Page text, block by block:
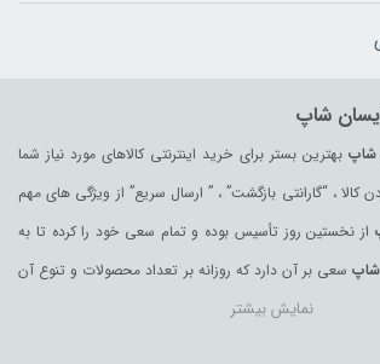
شاپ
شاپبهترین بستر برای خرید اینترنتی کالاهای مورد نیاز شما
، “گارانتی بازگشت” ، ” ارسال سریع” از ویژگی های مهم
از نخستین روز تأسیس بوده و تمام سعی خود را کرده تا به
سعی بر آن دارد که روزانه بر تعداد محصولات و تنوع آن
ی افراد با هر نوع سلیقه را در خرید محصولات اینترنتی مرتفع
نمایش بیشتر